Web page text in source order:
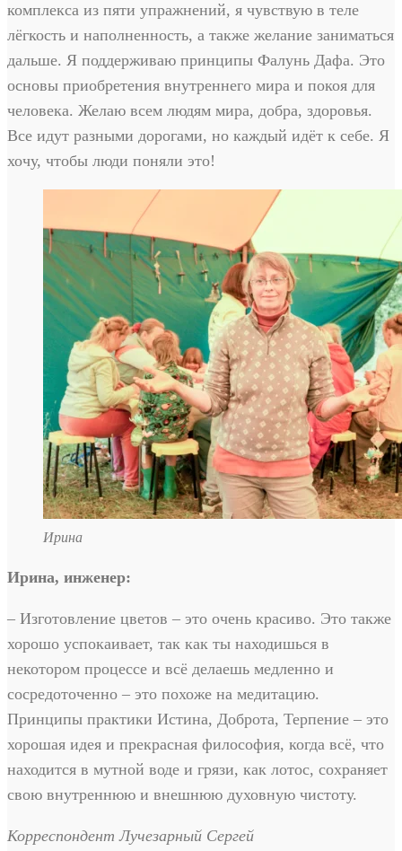
комплекса из пяти упражнений, я чувствую в теле
лёгкость и наполненность, а также желание заниматься
дальше. Я поддерживаю принципы Фалунь Дафа. Это
основы приобретения внутреннего мира и покоя для
человека. Желаю всем людям мира, добра, здоровья.
Все идут разными дорогами, но каждый идёт к себе. Я
хочу, чтобы люди поняли это!
Ирина
Ирина, инженер:
– Изготовление цветов – это очень красиво. Это также
хорошо успокаивает, так как ты находишься в
некотором процессе и всё делаешь медленно и
сосредоточенно – это похоже на медитацию.
Принципы практики Истина, Доброта, Терпение – это
хорошая идея и прекрасная философия, когда всё, что
находится в мутной воде и грязи, как лотос, сохраняет
свою внутреннюю и внешнюю духовную чистоту.
Корреспондент Лучезарный Сергей